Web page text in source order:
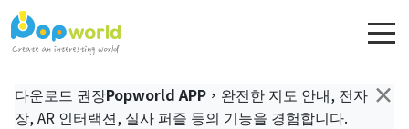
×
다운로드 권장Popworld APP ，완전한 지도 안내, 전자
장, AR 인터랙션, 실사 퍼즐 등의 기능을 경험합니다.